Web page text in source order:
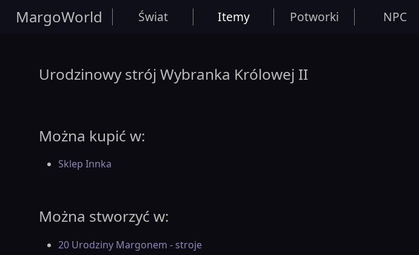
MargoWorld Świat Itemy Potworki NPC
Urodzinowy strój Wybranka Królowej II
Można kupić w:
Sklep Innka
Można stworzyć w:
20 Urodziny Margonem - stroje